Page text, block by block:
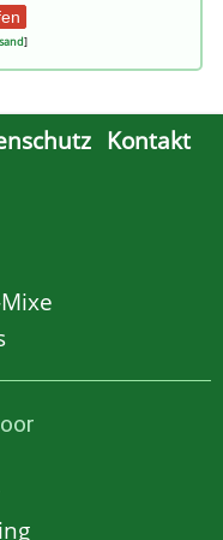
]
Kontakt